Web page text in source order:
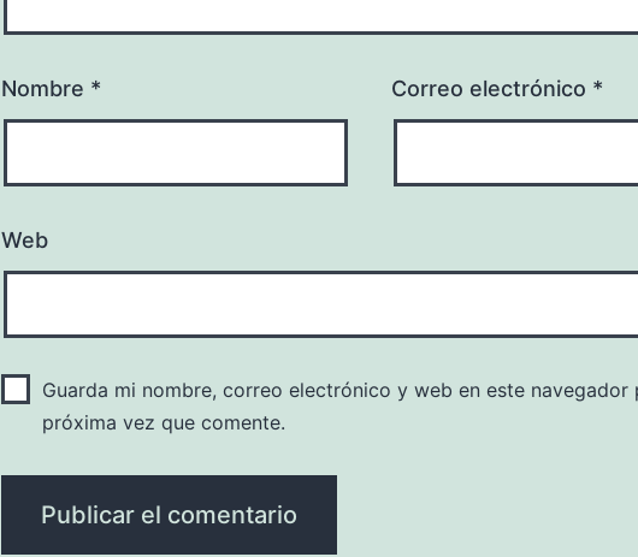
Nombre * Correo electrónico *
Web
Guarda mi nombre, correo electrónico y web en este navegador
próxima vez que comente.